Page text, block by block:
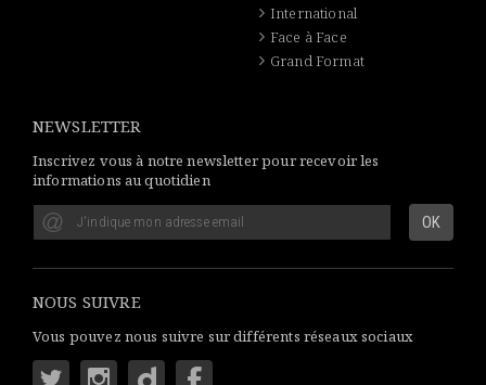
International
Face à Face
Grand Format
NEWSLETTER
Inscrivez vous à notre newsletter pour recevoir les
informations au quotidien
NOUS SUIVRE
Vous pouvez nous suivre sur différents réseaux sociaux